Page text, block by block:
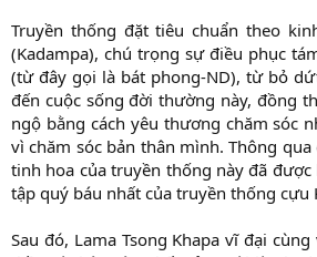
Truyền thống đặt tiêu chuẩn theo
(Kadampa), chú trọng sự điều phục
(từ đây gọi là bát phong-ND), từ bỏ
đến cuộc sống đời thường này, đồng
ngộ bằng cách yêu thương chăm sóc
vì chăm sóc bản thân mình. Thông
tinh hoa của truyền thống này đã
tập quý báu nhất của truyền thống cựu
Sau đó, Lama Tsong Khapa vĩ đại